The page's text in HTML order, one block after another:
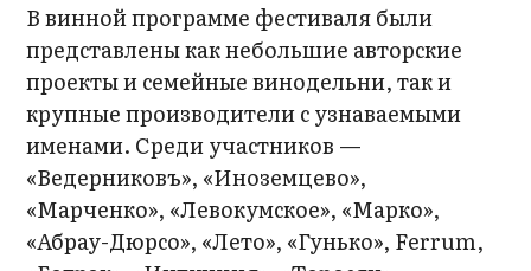
В винной программе фестиваля были
представлены как небольшие авторские
проекты и семейные винодельни, так и
крупные производители с узнаваемыми
именами. Среди участников —
«Ведерниковъ», «Иноземцево»,
«Марченко», «Левокумское», «Марко»,
«Абрау-Дюрсо», «Лето», «Гунько», Ferrum,